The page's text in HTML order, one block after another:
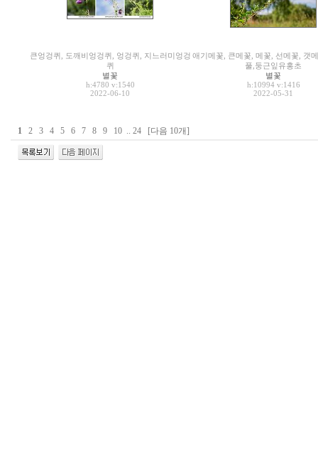
큰엉겅퀴, 도깨비엉겅퀴, 엉겅퀴, 지느러미엉겅
퀴
별꽃
h:4780 v:1540
2022-06-10
애기메꽃, 큰메꽃, 메꽃, 선메꽃, 갯
풀,둥근잎유홍초
별꽃
h:10994 v:1416
2022-05-31
1 2 3 4 5 6 7 8 9 10 .. 24 [다음 10개]